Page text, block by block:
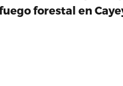
forestal en